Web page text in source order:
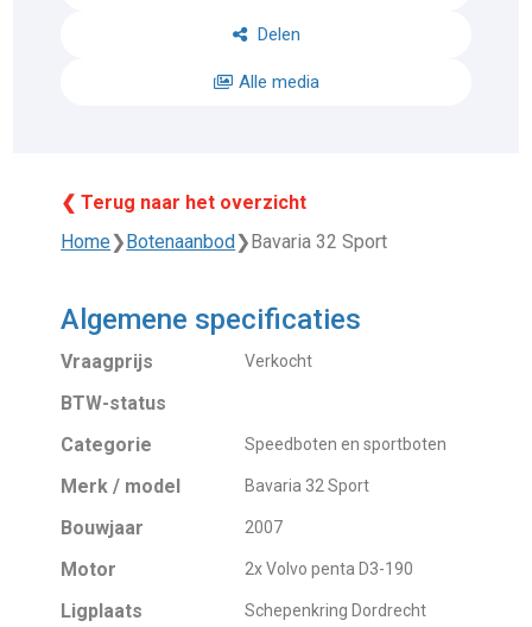
Delen
Alle media
❮ Terug naar het overzicht
Home❯ Botenaanbod ❯ Bavaria 32 Sport
Algemene specificaties
Vraagprijs Verkocht
BTW-status
Categorie
Speedboten en sportboten
Merk / model Bavaria 32 Sport
Bouwjaar 2007
Motor 2x Volvo penta D3-190
Ligplaats Schepenkring Dordrecht